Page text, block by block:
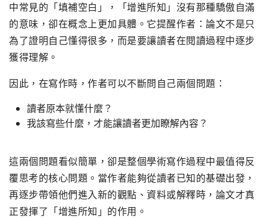
中常見的「填補空白」，「增進所知」沒有那種驕傲自滿
的意味，卻在概念上更加具體。它提醒作者：論文不是只
為了證明自己懂得很多，而是要讓讀者在閱讀過程中逐步
獲得理解。
因此，在寫作時，作者可以不斷問自己兩個問題：
讀者原本就懂什麼？
我該寫些什麼，才能讓讀者更加瞭解內容？
這兩個問題看似簡單，卻是整個學術寫作過程中最值得反
覆思考的核心問題。當作者能夠從讀者已知的基礎出發，
再逐步帶領他們進入新的觀點、資料或解釋時，論文才真
正發揮了「增進所知」的作用。